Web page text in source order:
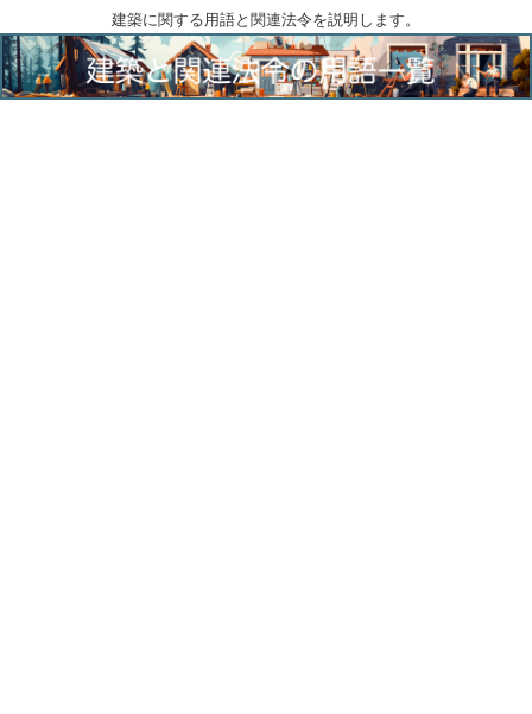
建築に関する用語と関連法令を説明します。